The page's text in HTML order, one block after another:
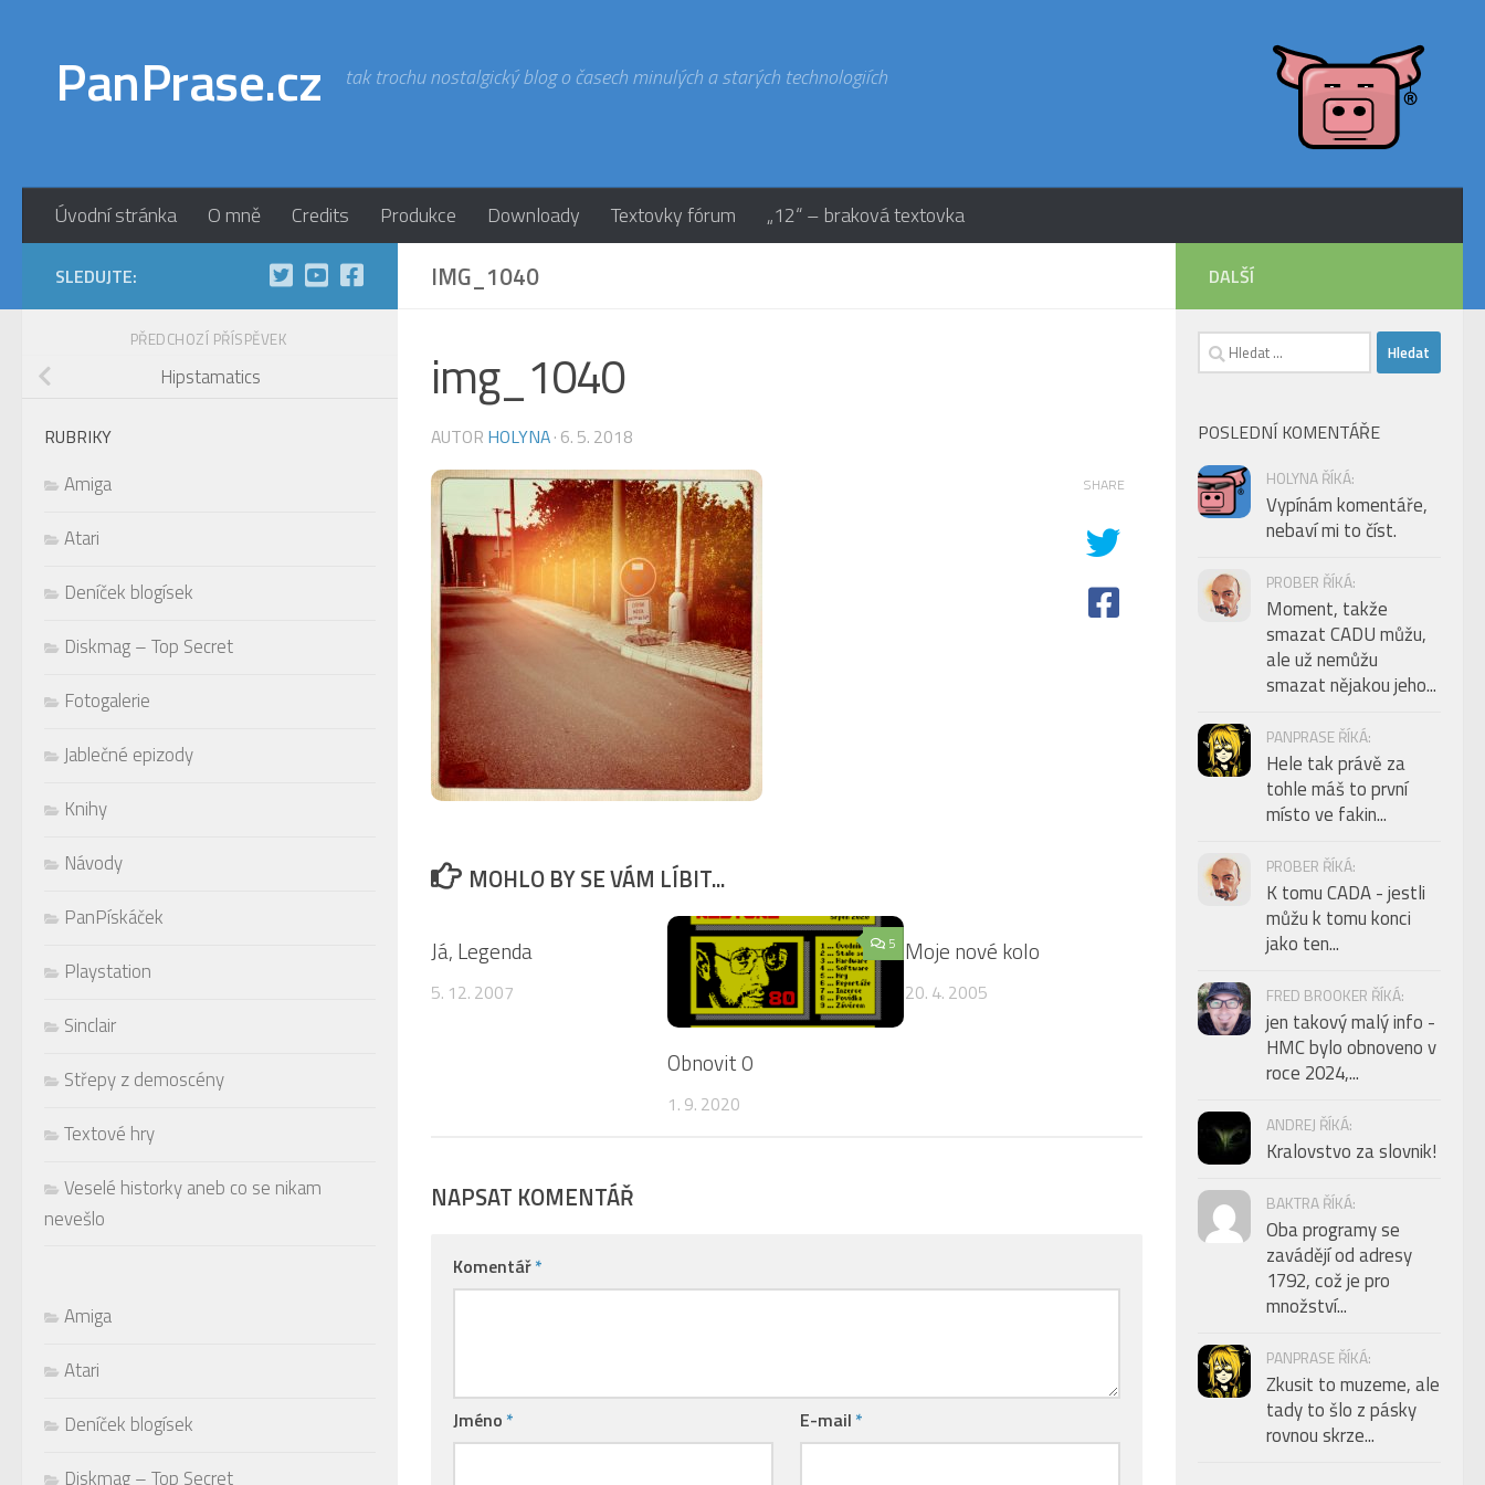
PanPrase.cz tak trochu nostalgický blog o časech minulých a starých technologiích
Úvodní stránka O mně Credits Produkce Downloady Textovky fórum „12“ – braková textovka
IMG_1040
img_1040
AUTOR HOLYNA· 6. 5. 2018
SHARE
MOHLO BY SE VÁM LÍBIT...
Já, Legenda
5. 12. 2007
5
Obnovit 0
1. 9. 2020
Moje nové kolo
20. 4. 2005
NAPSAT KOMENTÁŘ
Komentář*
Jméno * E-mail *
SLEDUJTE:
PŘEDCHOZÍ PŘÍSPĚVEK
Hipstamatics
RUBRIKY
Amiga
Atari
Deníček blogísek
Diskmag – Top Secret
Fotogalerie
Jablečné epizody
Knihy
Návody
PanPískáček
Playstation
Sinclair
Střepy z demoscény
Textové hry
Veselé historky aneb co se nikam
nevešlo
Amiga
Atari
Deníček blogísek
Diskmag – Top Secret
DALŠÍ
Vyhledávání
POSLEDNÍ KOMENTÁŘE
HOLYNA ŘÍKÁ:
Vypínám komentáře,
nebaví mi to číst.
PROBER ŘÍKÁ:
Moment, takže
smazat CADU můžu,
ale už nemůžu
smazat nějakou jeho...
PANPRASE ŘÍKÁ:
Hele tak právě za
tohle máš to první
místo ve fakin...
PROBER ŘÍKÁ:
K tomu CADA - jestli
můžu k tomu konci
jako ten...
FRED BROOKER ŘÍKÁ:
jen takový malý info -
HMC bylo obnoveno v
roce 2024,...
ANDREJ ŘÍKÁ:
Kralovstvo za slovnik!
BAKTRA ŘÍKÁ:
Oba programy se
zavádějí od adresy
1792, což je pro
množství...
PANPRASE ŘÍKÁ:
Zkusit to muzeme, ale
tady to šlo z pásky
rovnou skrze...